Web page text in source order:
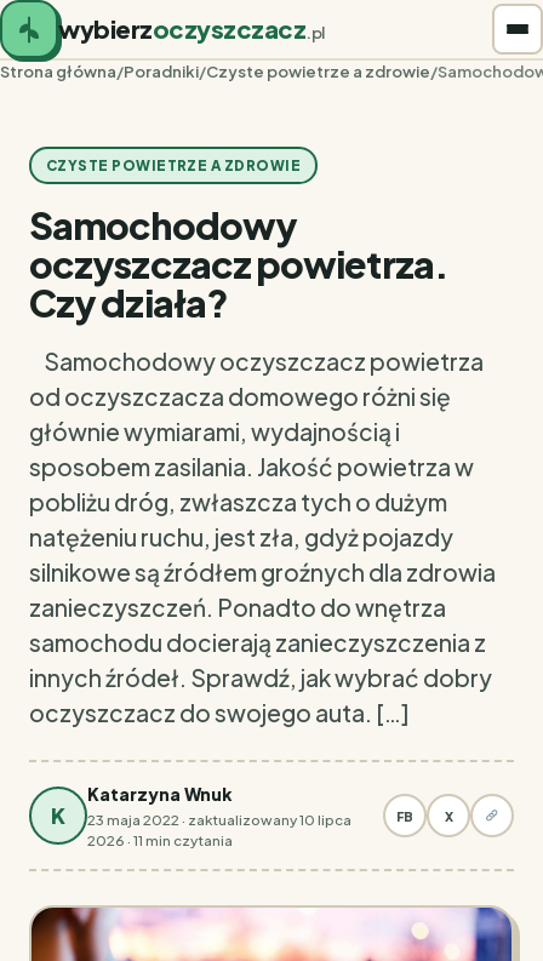
wybierzoczyszczacz.pl
Strona główna/Poradniki/Czyste powietrze a zdrowie/
CZYSTE POWIETRZE A ZDROWIE
Samochodowy
oczyszczacz powietrza.
Czy działa?
Samochodowy oczyszczacz powietrza
od oczyszczacza domowego różni się
głównie wymiarami, wydajnością i
sposobem zasilania. Jakość powietrza w
pobliżu dróg, zwłaszcza tych o dużym
natężeniu ruchu, jest zła, gdyż pojazdy
silnikowe są źródłem groźnych dla zdrowia
zanieczyszczeń. Ponadto do wnętrza
samochodu docierają zanieczyszczenia z
innych źródeł. Sprawdź, jak wybrać dobry
oczyszczacz do swojego auta. […]
K
Katarzyna Wnuk
23 maja 2022 · zaktualizowany 10 lipca
2026 · 11 min czytania
FB X